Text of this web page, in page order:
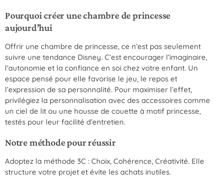
Pourquoi créer une chambre de princesse
aujourd’hui
Offrir une chambre de princesse, ce n’est pas seulement
suivre une tendance Disney. C’est encourager l’imaginaire,
l’autonomie et la confiance en soi chez votre enfant. Un
espace pensé pour elle favorise le jeu, le repos et
l’expression de sa personnalité. Pour maximiser l’effet,
privilégiez la personnalisation avec des accessoires comme
un ciel de lit ou une housse de couette à motif princesse,
testés pour leur facilité d’entretien.
Notre méthode pour réussir
Adoptez la méthode 3C : Choix, Cohérence, Créativité. Elle
structure votre projet et évite les achats inutiles.